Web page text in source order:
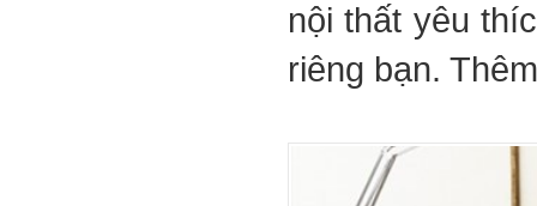
nội thất yêu
riêng bạn.